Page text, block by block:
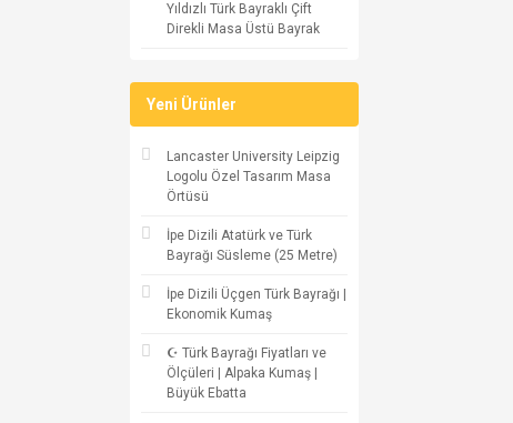
Yıldızlı Türk Bayraklı Çift
Direkli Masa Üstü Bayrak
Yeni Ürünler
Lancaster University Leipzig
Logolu Özel Tasarım Masa
Örtüsü
İpe Dizili Atatürk ve Türk
Bayrağı Süsleme (25 Metre)
İpe Dizili Üçgen Türk Bayrağı |
Ekonomik Kumaş
☪ Türk Bayrağı Fiyatları ve
Ölçüleri | Alpaka Kumaş |
Büyük Ebatta